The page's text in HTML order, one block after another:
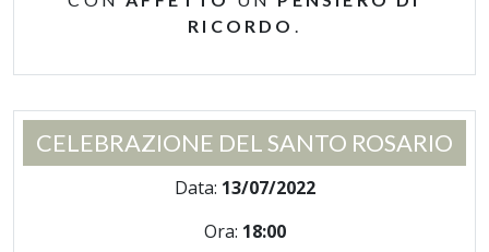
RICORDO
CELEBRAZIONE DEL SANTO ROSARIO
Data: 13/07/2022
Ora: 18:00